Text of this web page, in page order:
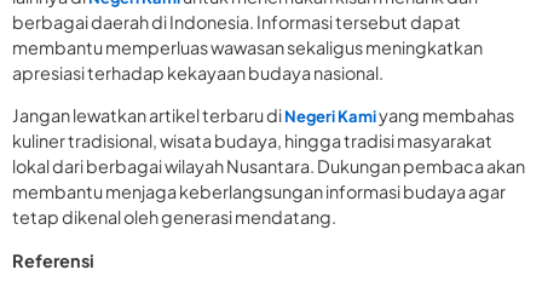
berbagai daerah di Indonesia. Informasi tersebut dapat
membantu memperluas wawasan sekaligus meningkatkan
apresiasi terhadap kekayaan budaya nasional.
Jangan lewatkan artikel terbaru diNegeri Kamiyang membahas
kuliner tradisional, wisata budaya, hingga tradisi masyarakat
lokal dari berbagai wilayah Nusantara. Dukungan pembaca akan
membantu menjaga keberlangsungan informasi budaya agar
tetap dikenal oleh generasi mendatang.
Referensi